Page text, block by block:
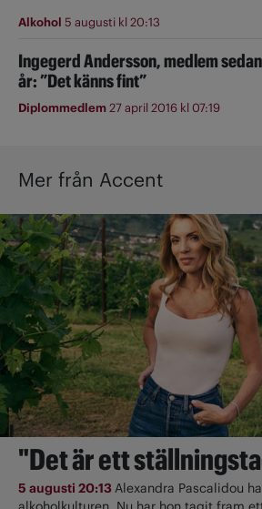
Alkohol 5 augusti kl 20:13
Ingegerd Andersson, medlem
år: ”Det känns fint”
Diplommedlem27 april 2016 kl 07:19
Mer från Accent
"Det är ett
5 augusti 20:13Alexandra Pascalidou